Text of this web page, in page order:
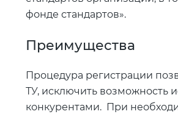
фонде стандартов».
Преимущества
Процедура регистрации
ТУ, исключить возможность
конкурентами. При